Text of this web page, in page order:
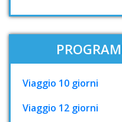
Viaggio 10 giorni
Viaggio 12 giorni